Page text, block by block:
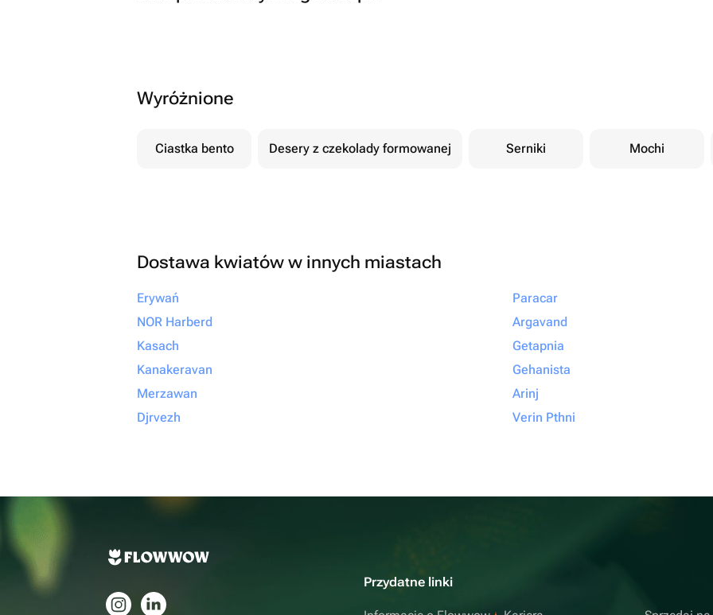
Wyróżnione
Ciastka bento Desery z czekolady formowanej Serniki Mochi
Dostawa kwiatów w innych miastach
Erywań
NOR Harberd
Kasach
Kanakeravan
Merzawan
Djrvezh
Paracar
Argavand
Getapnia
Gehanista
Arinj
Verin Pthni
Przydatne linki